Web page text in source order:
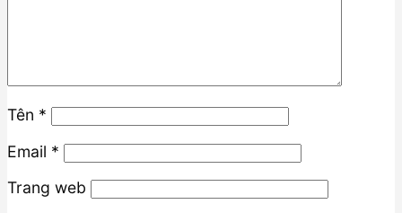
Tên *
Email *
Trang web